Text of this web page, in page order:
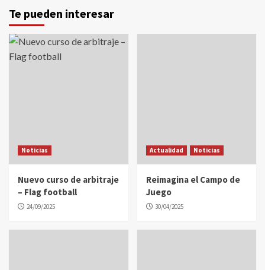
Te pueden interesar
Noticias
Nuevo curso de arbitraje
– Flag football
24/09/2025
Actualidad Noticias
Reimagina el Campo de
Juego
30/04/2025